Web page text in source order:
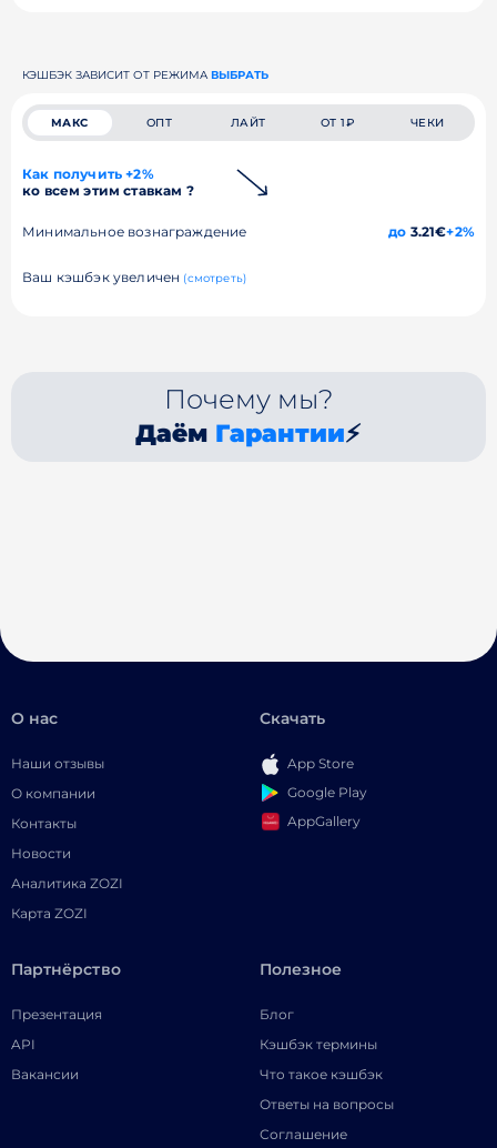
КЭШБЭК ЗАВИСИТ ОТ РЕЖИМА ВЫБРАТЬ
МАКС ОПТ ЛАЙТ ОТ 1₽ ЧЕКИ
Как получить +2%
ко всем этим ставкам ?
Минимальное вознаграждение до 3.21€+2%
Ваш кэшбэк увеличен (смотреть)
Почему мы?
Даём Гарантии⚡
О нас
Наши отзывы
О компании
Контакты
Новости
Аналитика ZOZI
Карта ZOZI
Скачать
App Store
Google Play
AppGallery
Партнёрство
Презентация
API
Вакансии
Полезное
Блог
Кэшбэк термины
Что такое кэшбэк
Ответы на вопросы
Соглашение